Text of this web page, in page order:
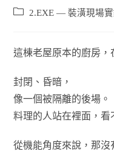
2.EXE — 裝潢現場
這棟老屋原本的廚房，
封閉、昏暗，
像一個被隔離的後場。
料理的人站在裡面，看
從機能角度來說，那沒